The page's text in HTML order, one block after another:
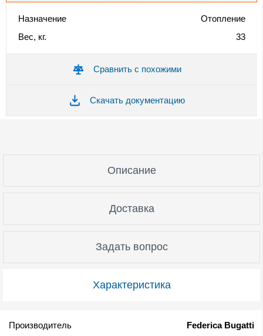
Назначение
Отопление
Вес, кг.
33
Сравнить с похожими
Скачать документацию
Характеристика
Описание
Доставка
Задать вопрос
Производитель Federica Bugatti